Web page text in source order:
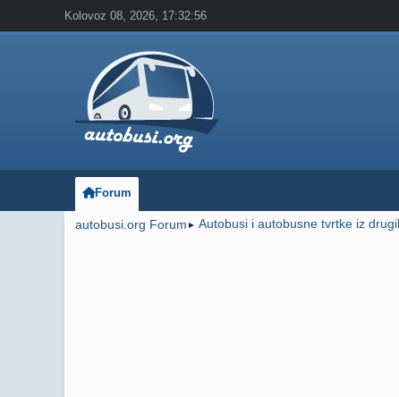
Kolovoz 08, 2026, 17:32:56
Forum
autobusi.org Forum ► Autobusi i autobusne tvrtke iz